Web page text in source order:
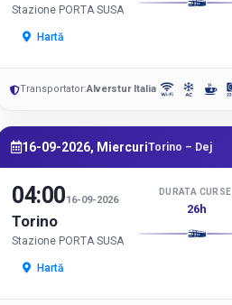
Stazione PORTA SUSA
Hartă
Transportator:Alverstur Italia
16-09-2026, MiercuriTorino – Dej
04:0016-09-2026
Torino
Stazione PORTA SUSA
Hartă
DURATA CURSEI
26h